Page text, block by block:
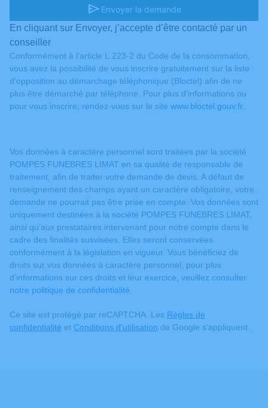
sendEnvoyer la demande
En cliquant sur Envoyer, j’accepte d’être contacté par un
conseiller
Conformément à l’article L.223-2 du Code de la consommation,
vous avez la possibilité de vous inscrire gratuitement sur la liste
d’opposition au démarchage téléphonique (Bloctel) afin de ne
plus être démarché par téléphone. Pour plus d’informations ou
pour vous inscrire, rendez-vous sur le site www.bloctel.gouv.fr.
Vos données à caractère personnel sont traitées par la société
POMPES FUNEBRES LIMAT en sa qualité de responsable de
traitement, afin de traiter votre demande de devis. A défaut de
renseignement des champs ayant un caractère obligatoire, votre
demande ne pourrait pas être prise en compte. Vos données sont
uniquement destinées à la société POMPES FUNEBRES LIMAT,
ainsi qu’aux prestataires intervenant pour notre compte dans le
cadre des finalités susvisées. Elles seront conservées
conformément à la législation en vigueur. Vous bénéficiez de
droits sur vos données à caractère personnel, pour plus
d’informations sur ces droits et leur exercice, veuillez consulter
notre politique de confidentialité
Ce site est protégé par reCAPTCHA. Les Règles de
confidentialité et Conditions d'utilisation de Google s'appliquent.